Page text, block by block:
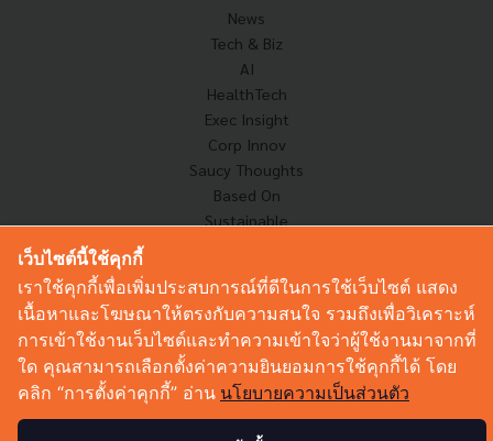
News
Tech & Biz
AI
HealthTech
Exec Insight
Corp Innov
Saucy Thoughts
Based On
Sustainable
Startup Guide
© Copyright 2026 : Techsauce All rights reserved.
เว็บไซต์นี้ใช้คุกกี้
เราใช้คุกกี้เพื่อเพิ่มประสบการณ์ที่ดีในการใช้เว็บไซต์ แสดง
เนื้อหาและโฆษณาให้ตรงกับความสนใจ รวมถึงเพื่อวิเคราะห์
การเข้าใช้งานเว็บไซต์และทำความเข้าใจว่าผู้ใช้งานมาจากที่
ใด คุณสามารถเลือกตั้งค่าความยินยอมการใช้คุกกี้ได้ โดย
คลิก “การตั้งค่าคุกกี้” อ่าน นโยบายความเป็นส่วนตัว